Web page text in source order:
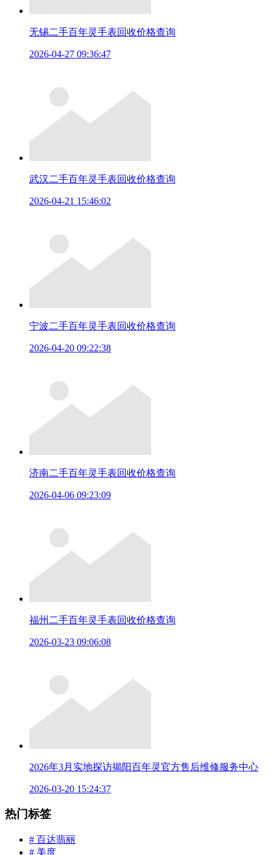
无锡二手百年灵手表回收价格查询
2026-04-27 09:36:47
武汉二手百年灵手表回收价格查询
2026-04-21 15:46:02
宁波二手百年灵手表回收价格查询
2026-04-20 09:22:38
济南二手百年灵手表回收价格查询
2026-04-06 09:23:09
福州二手百年灵手表回收价格查询
2026-03-23 09:06:08
2026年3月实地探访揭阳百年灵官方售后维修服务中心
2026-03-20 15:24:37
热门标签
# 百达翡丽
# 美度